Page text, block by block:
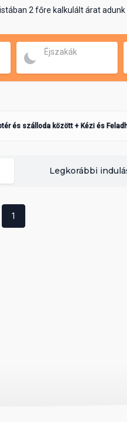
2 főre kalkulált árat adunk
Éjszakák
és szálloda között + Kézi és
Legkorábbi
1